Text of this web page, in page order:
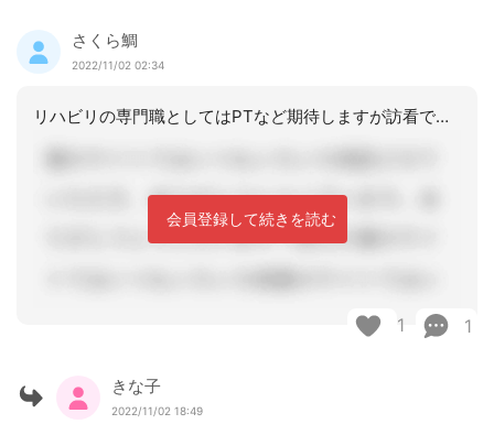
さくら鯛
2022/11/02 02:34
リハビリの専門職としてはPTなど期待しますが訪看でもPTが携われればどちらでもい
会員登録して続きを読む
1 1
きな子
2022/11/02 18:49